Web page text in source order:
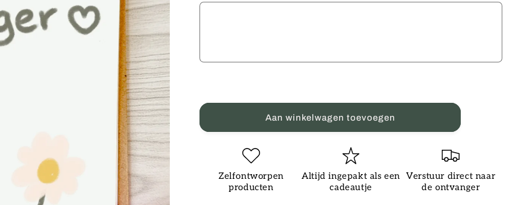
Aan winkelwagen toevoegen
Zelfontworpen
producten
Altijd ingepakt als een
cadeautje
Verstuur direct naar
de ontvanger